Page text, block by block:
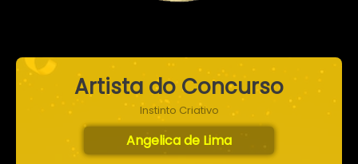
Artista do Concurso
Instinto Criativo
Angelica de Lima